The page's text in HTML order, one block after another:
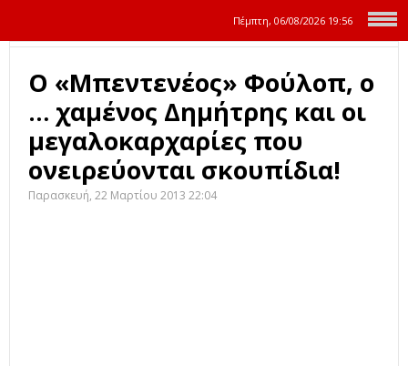
Πέμπτη, 06/08/2026 19:56
Ο «Μπεντενέος» Φούλοπ, ο
… χαμένος Δημήτρης και οι
μεγαλοκαρχαρίες που
ονειρεύονται σκουπίδια!
Παρασκευή, 22 Μαρτίου 2013 22:04